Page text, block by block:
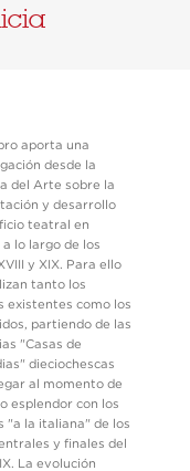
aporta una
desde la
del Arte sobre la
y desarrollo
teatral en
a lo largo de los
y XIX. Para ello
tanto los
existentes como los
partiendo de las
"Casas de
dieciochescas
al momento de
esplendor con los
"a la italiana" de los
y finales del
La evolución